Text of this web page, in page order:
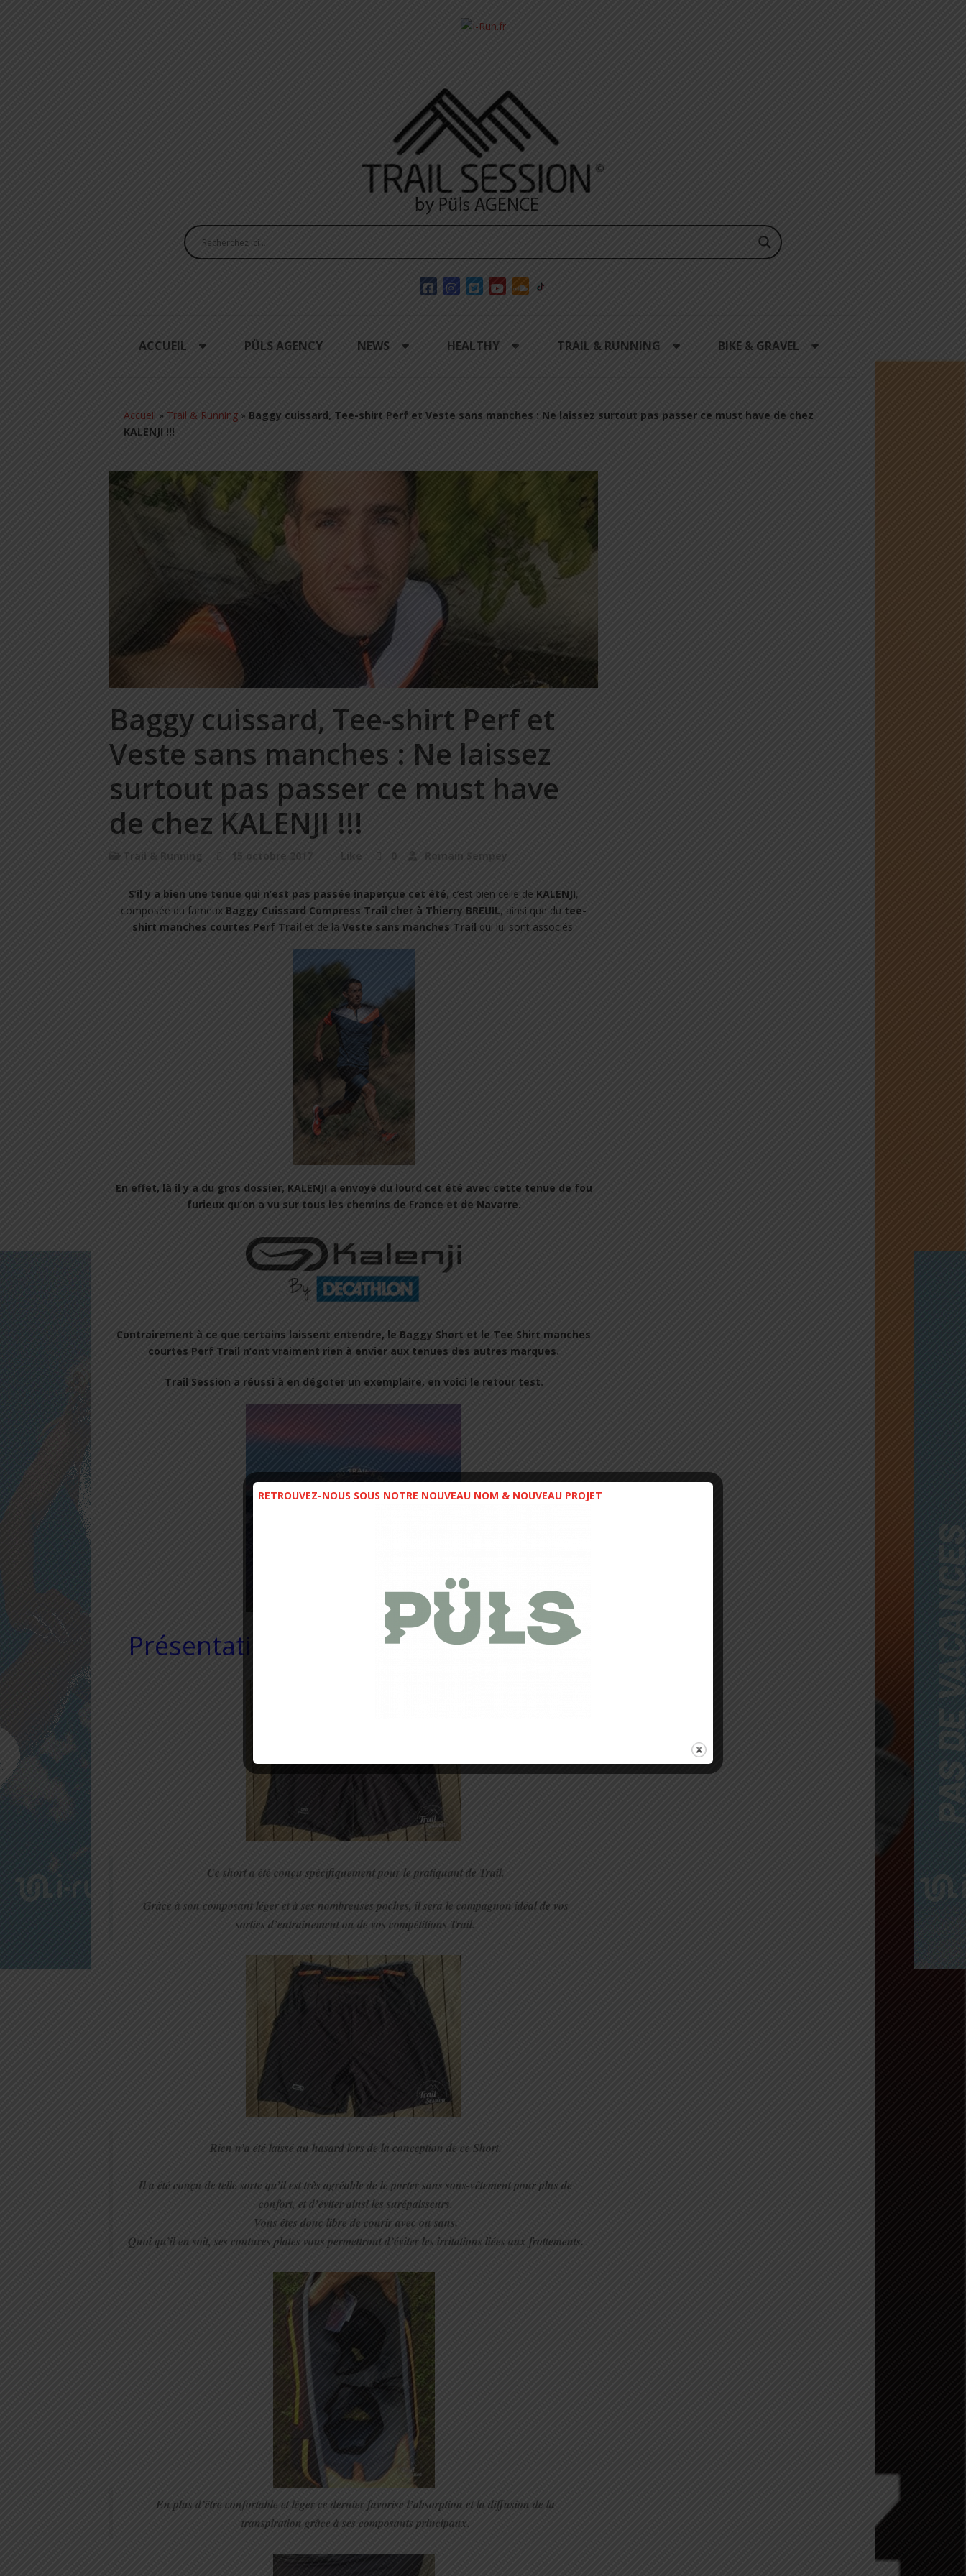
ACCUEIL PÜLS AGENCY NEWS HEALTHY TRAIL & RUNNING BIKE & GRAVEL
Accueil » Trail & Running » Baggy cuissard, Tee-shirt Perf et Veste sans manches : Ne laissez surtout pas passer ce must have de chez
KALENJI !!!
Baggy cuissard, Tee-shirt Perf et
Veste sans manches : Ne laissez
surtout pas passer ce must have
de chez KALENJI !!!
Trail & Running 15 octobre 2017 Like 0 Romain Sempey
S’il y a bien une tenue qui n’est pas passée inaperçue cet été, c’est bien celle de KALENJI,
composée du fameux Baggy Cuissard Compress Trail cher à Thierry BREUIL, ainsi que du tee-
shirt manches courtes Perf Trail et de la Veste sans manches Trail qui lui sont associés.
En effet, là il y a du gros dossier, KALENJI a envoyé du lourd cet été avec cette tenue de fou
furieux qu’on a vu sur tous les chemins de France et de Navarre.
Contrairement à ce que certains laissent entendre, le Baggy Short et le Tee Shirt manches
courtes Perf Trail n’ont vraiment rien à envier aux tenues des autres marques.
Trail Session a réussi à en dégoter un exemplaire, en voici le retour test.
Présentation du Baggy Cuissard Trail.
Ce short a été conçu spécifiquement pour le pratiquant de Trail.
Grâce à son composant léger et à ses nombreuses poches, il sera le compagnon idéal de vos
sorties d’entrainement ou de vos compétitions Trail.
Rien n’a été laissé au hasard lors de la conception de ce Short.
Il a été conçu de telle sorte qu’il est très agréable de le porter sans sous-vêtement pour plus de
confort, et d’éviter ainsi les surépaisseurs.
Vous êtes donc libre de courir avec ou sans.
Quoi qu’il en soit, ses coutures plates vous permettront d’éviter les irritations liées aux frottements.
En plus d’être confortable et léger ce dernier favorise l’absorption et la diffusion de la
transpiration grâce à ses composants principaux.
RETROUVEZ-NOUS SOUS NOTRE NOUVEAU NOM & NOUVEAU PROJET